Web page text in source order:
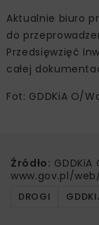
Aktualnie biuro
do
Przedsięwzięć
całej
Fot: GDDKiA O/
Źródło:
www.gov.pl/
DROGI